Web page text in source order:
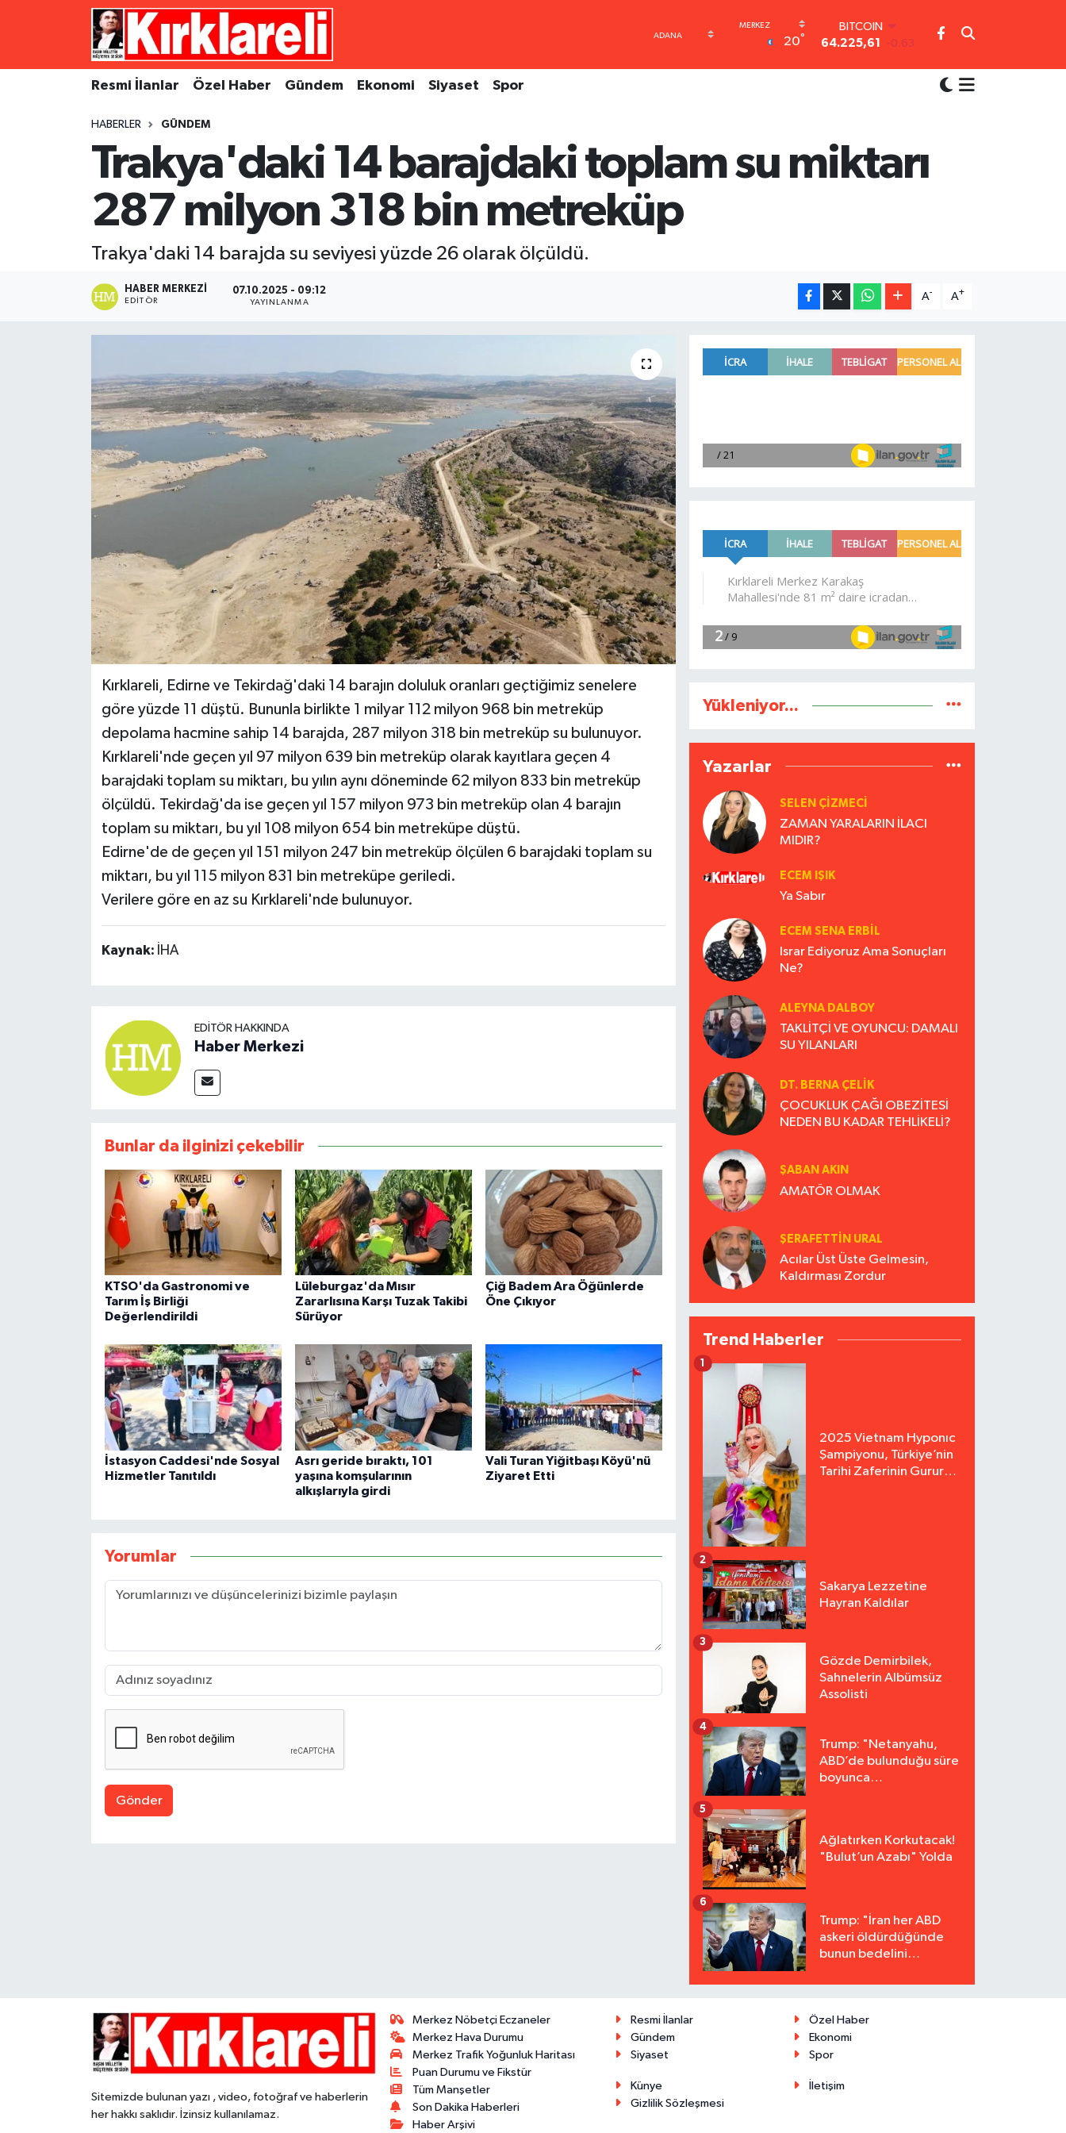
20°
BITCOIN
64.225,61
-0.63
64,2143
GRAM ALTIN
6510.40 0.45
Resmi İlanlar Özel Haber Gündem Ekonomi Siyaset Spor
HABERLER GÜNDEM
Trakya'daki 14 barajdaki toplam su miktarı
287 milyon 318 bin metreküp
Trakya'daki 14 barajda su seviyesi yüzde 26 olarak ölçüldü.
HABER MERKEZI
EDITÖR
07.10.2025 - 09:12
YAYINLANMA
A- A+
Kırklareli, Edirne ve Tekirdağ'daki 14 barajın doluluk oranları geçtiğimiz senelere
göre yüzde 11 düştü. Bununla birlikte 1 milyar 112 milyon 968 bin metreküp
depolama hacmine sahip 14 barajda, 287 milyon 318 bin metreküp su bulunuyor.
Kırklareli'nde geçen yıl 97 milyon 639 bin metreküp olarak kayıtlara geçen 4
barajdaki toplam su miktarı, bu yılın aynı döneminde 62 milyon 833 bin metreküp
ölçüldü. Tekirdağ'da ise geçen yıl 157 milyon 973 bin metreküp olan 4 barajın
toplam su miktarı, bu yıl 108 milyon 654 bin metreküpe düştü.
Edirne'de de geçen yıl 151 milyon 247 bin metreküp ölçülen 6 barajdaki toplam su
miktarı, bu yıl 115 milyon 831 bin metreküpe geriledi.
Verilere göre en az su Kırklareli'nde bulunuyor.
Kaynak: İHA
EDITÖR HAKKINDA
Haber Merkezi
Bunlar da ilginizi çekebilir
KTSO'da Gastronomi ve
Tarım İş Birliği
Değerlendirildi
Lüleburgaz'da Mısır
Zararlısına Karşı Tuzak Takibi
Sürüyor
Çiğ Badem Ara Öğünlerde
Öne Çıkıyor
İstasyon Caddesi'nde Sosyal
Hizmetler Tanıtıldı
Asrı geride bıraktı, 101
yaşına komşularının
alkışlarıyla girdi
Vali Turan Yiğitbaşı Köyü'nü
Ziyaret Etti
Yorumlar
Gönder
Yükleniyor...
Yazarlar
SELEN ÇİZMECİ
ZAMAN YARALARIN İLACI
MIDIR?
ECEM IŞIK
Ya Sabır
ECEM SENA ERBIL
Israr Ediyoruz Ama Sonuçları
Ne?
ALEYNA DALBOY
TAKLİTÇİ VE OYUNCU: DAMALI
SU YILANLARI
DT. BERNA ÇELIK
ÇOCUKLUK ÇAĞI OBEZİTESİ
NEDEN BU KADAR TEHLİKELİ?
ŞABAN AKIN
AMATÖR OLMAK
ŞERAFETTIN URAL
Acılar Üst Üste Gelmesin,
Kaldırması Zordur
Trend Haberler
2025 Vietnam Hyponıc
Şampiyonu, Türkiye’nin
Tarihi Zaferinin Gururu
1
Sakarya Lezzetine
Hayran Kaldılar
2
Gözde Demirbilek,
Sahnelerin Albümsüz
Assolisti
3
Trump: "Netanyahu,
ABD’de bulunduğu süre
boyunca
4
Ağlatırken Korkutacak!
"Bulut’un Azabı" Yolda
5
Trump: "İran her ABD
askeri öldürdüğünde
bunun bedelini
6
Sitemizde bulunan yazı , video, fotoğraf ve haberlerin
her hakkı saklıdır. İzinsiz kullanılamaz.
Merkez Nöbetçi Eczaneler
Merkez Hava Durumu
Merkez Trafik Yoğunluk Haritası
Puan Durumu ve Fikstür
Tüm Manşetler
Son Dakika Haberleri
Haber Arşivi
Resmi İlanlar
Özel Haber
Gündem
Ekonomi
Siyaset
Spor
Künye
İletişim
Gizlilik Sözleşmesi
Resmi İlanlar
Kültür Sanat
Magazin
Merkez Nöbetçi Eczaneler
Süper Lig Puan Durumu ve Fikstür
Tüm Manşetler
Son Dakika Haberleri
Haber Arşivi